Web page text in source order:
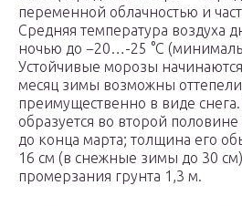
переменной облачностью и
Средняя температура воздуха
ночью до −20…-25 °C
Устойчивые морозы
месяц зимы возможны
преимущественно в виде
образуется во второй
до конца марта; толщина его
16 см (в снежные зимы до 30
промерзания грунта 1,3 м.